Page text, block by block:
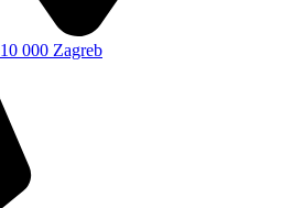
000 Zagreb